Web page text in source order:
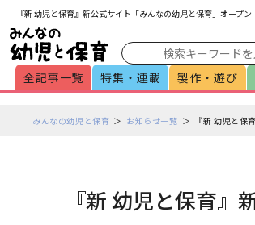
『新 幼児と保育』新公式サイト「みんなの幼児と保育」オープ
全記事一覧 特集・連載 製作・遊び
みんなの幼児と保育 お知らせ一覧 『新 幼児と保
『新 幼児と保育